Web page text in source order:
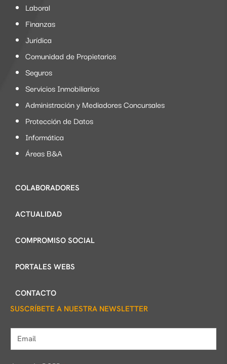
Laboral
Finanzas
Jurídica
Comunidad de Propietarios
Seguros
Servicios Inmobiliarios
Administración y Mediadores Concursales
Protección de Datos
Informática
Áreas B&A
COLABORADORES
ACTUALIDAD
COMPROMISO SOCIAL
PORTALES WEBS
CONTACTO
SUSCRÍBETE A NUESTRA NEWSLETTER
m
a